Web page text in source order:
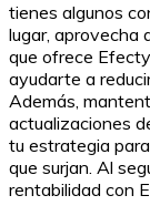
tienes algunos
lugar, aprovecha
que ofrece
ayudarte a
Además,
actualizaciones
tu estrategia
que surjan. Al
rentabilidad con